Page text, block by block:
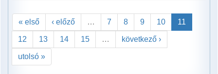
« első ‹ előző … 7 8 9 10 11
12 13 14 15 … következő ›
utolsó »